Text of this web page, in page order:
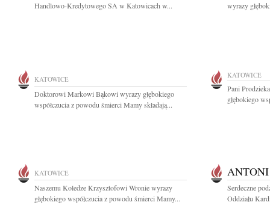
Handlowo-Kredytowego SA w Katowicach w...
wyrazy
KATOWICE
Doktorowi Markowi Bąkowi wyrazy głębokiego
współczucia z powodu śmierci Mamy składają...
KATOWICE
Pani
głębokiego
KATOWICE
Naszemu Koledze Krzysztofowi Wronie wyrazy
głębokiego współczucia z powodu śmierci Mamy...
Serdeczne
Oddziału